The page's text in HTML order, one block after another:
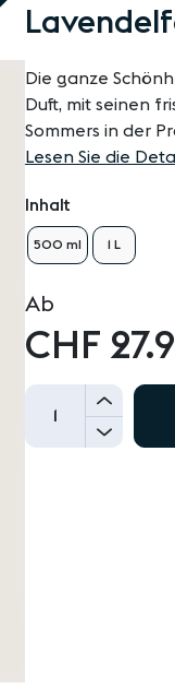
WUNSCHLISTE
HINZUFÜGEN
Die ganze
Duft, mit seinen
Sommers in der
Lesen Sie die
Inhalt
500 ml 1 L
Ab
CHF
+
-